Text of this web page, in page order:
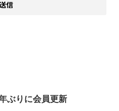
ぶりに会員更新